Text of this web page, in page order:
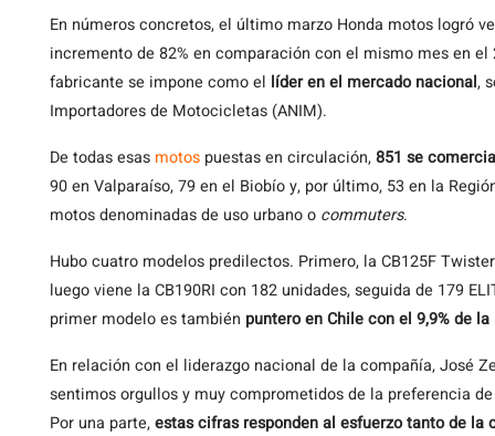
En números concretos, el último marzo Honda motos logró
incremento de 82% en comparación con el mismo mes en
fabricante se impone como el líder en el mercado nacional,
Importadores de Motocicletas (ANIM).
De todas esas motos puestas en circulación,851 se
90 en Valparaíso, 79 en el Biobío y, por último, 53 en la
motos denominadas de uso urbano o commuters.
Hubo cuatro modelos predilectos. Primero, la CB125F
luego viene la CB190RI con 182 unidades, seguida de 179
primer modelo es también puntero en Chile con el 9,9% de
En relación con el liderazgo nacional de la compañía, José
sentimos orgullos y muy comprometidos de la preferencia
Por una parte,estas cifras responden al esfuerzo tanto de